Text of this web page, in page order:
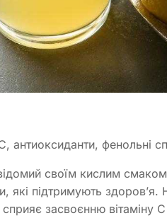
С, антиоксиданти, фенольні
своїм кислим
які підтримують
засвоєнню вітаміну